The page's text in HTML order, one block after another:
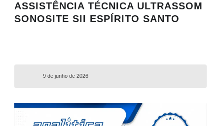
ASSISTÊNCIA TÉCNICA ULTRASSOM
SONOSITE SII ESPÍRITO SANTO
9 de junho de 2026